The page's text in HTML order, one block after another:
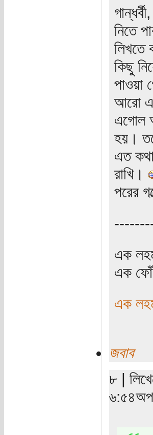
নিতে
লিখতে
কিছু
পাওয়া
আরো
এগোল
হয়।
এত
রাখি।
পরের
এক
এক
এক
জবাব
৮ |